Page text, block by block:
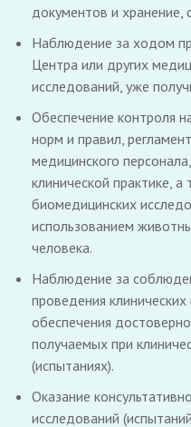
документов и
Наблюдение за ходом
Центра или других
исследований, уже
Обеспечение контроля
норм и правил,
медицинского
клинической практике,
биомедицинских
использованием
человека.
Наблюдение за
проведения
обеспечения
получаемых при
(испытаниях).
Оказание
исследований